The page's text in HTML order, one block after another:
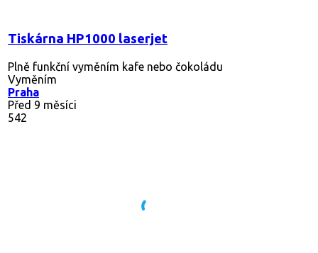
Tiskárna HP1000 laserjet
Plně funkční vyměním kafe nebo čokoládu
Vyměním
Praha
Před 9 měsíci
542